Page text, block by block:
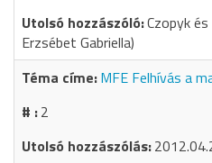
Czopyk
Erzsébet Gabriella)
MFE Felhívás a
2